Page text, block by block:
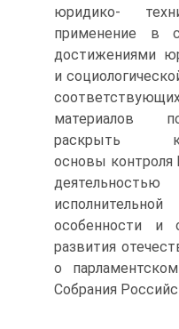
юридико-
применение в
достижениями
и
материалов
раскрыть
основы контроля
особенности и
развития
о
Собрания